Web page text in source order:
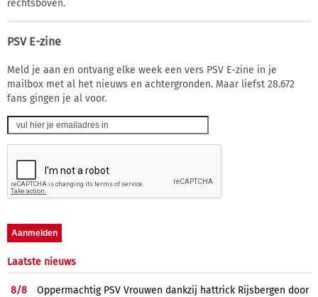
rechtsboven.
PSV E-zine
Meld je aan en ontvang elke week een vers PSV E-zine in je
mailbox met al het nieuws en achtergronden. Maar liefst 28.672
fans gingen je al voor.
Laatste nieuws
8/8
Oppermachtig PSV Vrouwen dankzij hattrick Rijsbergen door